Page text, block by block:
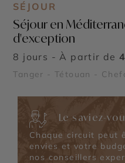
SÉJOUR
Séjour en
d'exception
8 jours - À partir de
Tanger - Tétouan -
Le saviez-
Chaque circuit peut
envies et votre
nos conseillers